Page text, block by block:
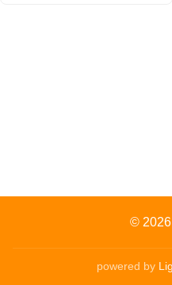
© 2026
powered by